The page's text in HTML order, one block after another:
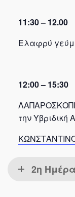
11:30 – 12.00
Ελαφρύ
12:00 – 15:30
την
2η Ημέρα